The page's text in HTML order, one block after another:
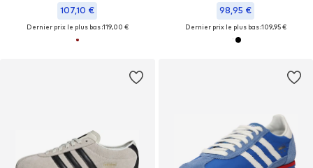
107,10 €
Dernier prix le plus bas :119,00 €
98,95 €
Dernier prix le plus bas :109,95 €